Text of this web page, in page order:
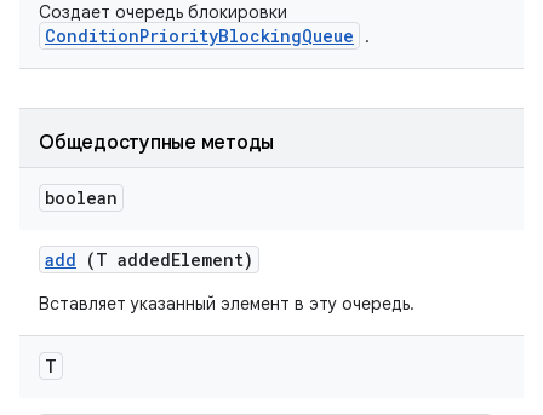
Создает очередь блокировки
ConditionPriorityBlockingQueue .
Общедоступные методы
boolean
add (T addedElement)
Вставляет указанный элемент в эту очередь.
T